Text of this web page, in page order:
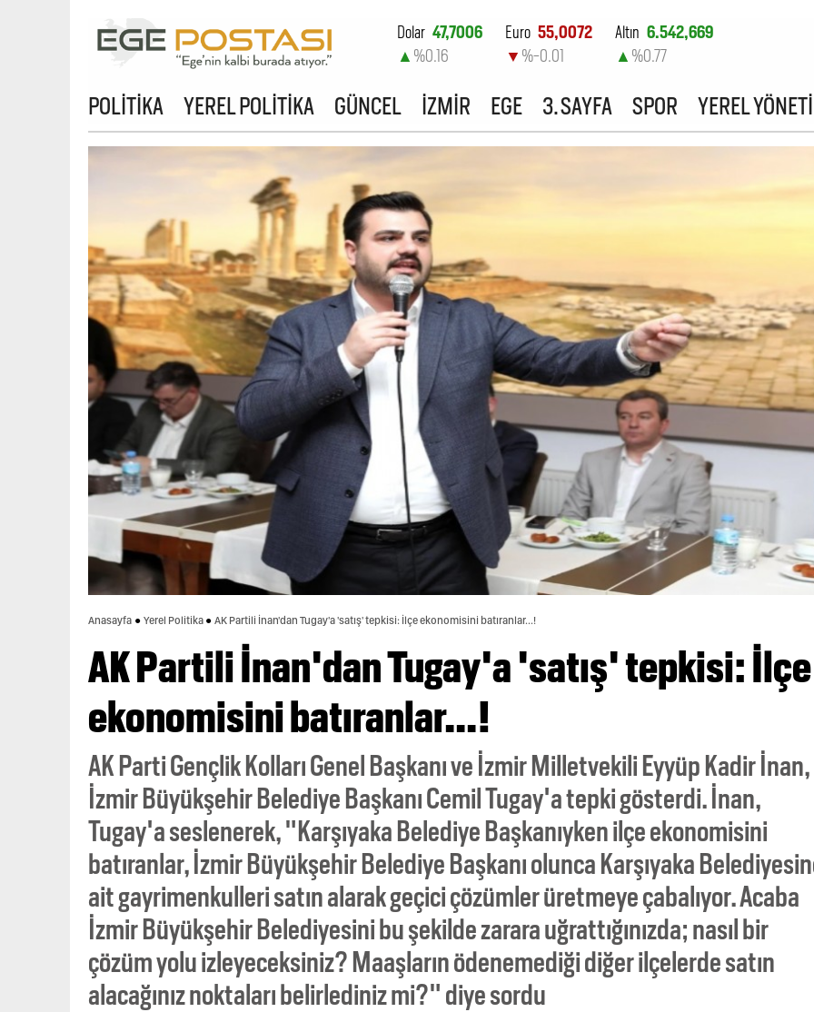
Dolar 47,7006
▲ %0.16
Euro 55,0072
▼ %-0.01
Altın 6.542,669
▲ %0.77
%0
POLİTİKA YEREL POLİTİKA GÜNCEL İZMİR EGE 3. SAYFA SPOR YEREL
Anasayfa Yerel Politika AK Partili İnan'dan Tugay'a 'satış' tepkisi: İlçe ekonomisini batıranlar...!
AK Partili İnan'dan Tugay'a 'satış' tepkisi: İlçe
ekonomisini batıranlar...!
AK Parti Gençlik Kolları Genel Başkanı ve İzmir Milletvekili Eyyüp Kadir İnan,
İzmir Büyükşehir Belediye Başkanı Cemil Tugay'a tepki gösterdi. İnan,
Tugay'a seslenerek, "Karşıyaka Belediye Başkanıyken ilçe ekonomisini
batıranlar, İzmir Büyükşehir Belediye Başkanı olunca Karşıyaka
ait gayrimenkulleri satın alarak geçici çözümler üretmeye çabalıyor. Acaba
İzmir Büyükşehir Belediyesini bu şekilde zarara uğrattığınızda; nasıl bir
çözüm yolu izleyeceksiniz? Maaşların ödenemediği diğer ilçelerde satın
alacağınız noktaları belirlediniz mi?" diye sordu